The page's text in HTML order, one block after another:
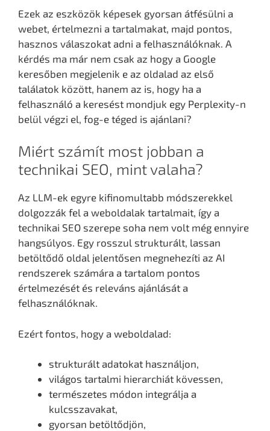
Ezek az eszközök képesek gyorsan átfésülni a
webet, értelmezni a tartalmakat, majd pontos,
hasznos válaszokat adni a felhasználóknak. A
kérdés ma már nem csak az hogy a Google
keresőben megjelenik e az oldalad az első
találatok között, hanem az is, hogy ha a
felhasználó a keresést mondjuk egy Perplexity-n
belül végzi el, fog-e téged is ajánlani?
Miért számít most jobban a
technikai SEO, mint valaha?
Az LLM-ek egyre kifinomultabb módszerekkel
dolgozzák fel a weboldalak tartalmait, így a
technikai SEO szerepe soha nem volt még ennyire
hangsúlyos. Egy rosszul strukturált, lassan
betöltődő oldal jelentősen megnehezíti az AI
rendszerek számára a tartalom pontos
értelmezését és releváns ajánlását a
felhasználóknak.
Ezért fontos, hogy a weboldalad:
strukturált adatokat használjon,
világos tartalmi hierarchiát kövessen,
természetes módon integrálja a
kulcsszavakat,
gyorsan betöltődjön,